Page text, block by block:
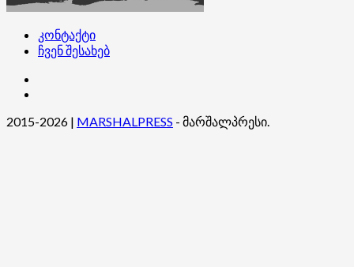
კონტაქტი
ჩვენ შესახებ
2015-2026 | MARSHALPRESS - მარშალპრესი.